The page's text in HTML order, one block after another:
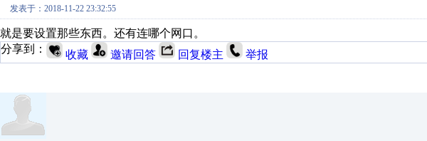
发表于：2018-11-22 23:32:55
就是要设置那些东西。还有连哪个网口。
分享到：
收藏 邀请回答 回复楼主 举报